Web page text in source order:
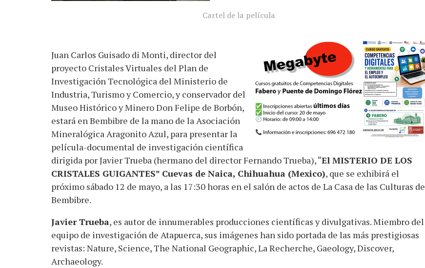
Cartel de la película
Juan Carlos Guisado di Monti, director del
proyecto Cristales Virtuales del Plan de
Investigación Tecnológica del Ministerio de
Industria, Turismo y Comercio, y conservador del
Museo Histórico y Minero Don Felipe de Borbón,
estará en Bembibre de la mano de la Asociación
Mineralógica Aragonito Azul, para presentar la
película-documental de investigación científica
dirigida por Javier Trueba (hermano del director Fernando Trueba), “El MISTERIO DE LOS
CRISTALES GUIGANTES” Cuevas de Naica, Chihuahua (Mexico), que se exhibirá el
próximo sábado 12 de mayo, a las 17:30 horas en el salón de actos de La Casa de las Culturas de
Bembibre.
Javier Trueba, es autor de innumerables producciones científicas y divulgativas. Miembro del
equipo de investigación de Atapuerca, sus imágenes han sido portada de las más prestigiosas
revistas: Nature, Science, The National Geographic, La Recherche, Gaeology, Discover,
Archaeology.